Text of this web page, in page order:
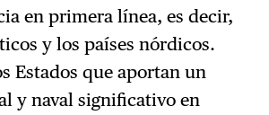
en primera línea, es decir,
y los países nórdicos.
Estados que aportan un
y naval significativo en